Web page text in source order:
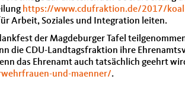
https://www.cdufraktion.de/2017/
Arbeit, Soziales und Integration leiten.
der Magdeburger Tafel
die CDU-Landtagsfraktion ihre
das Ehrenamt auch tatsächlich geehrt
und-maenner/.